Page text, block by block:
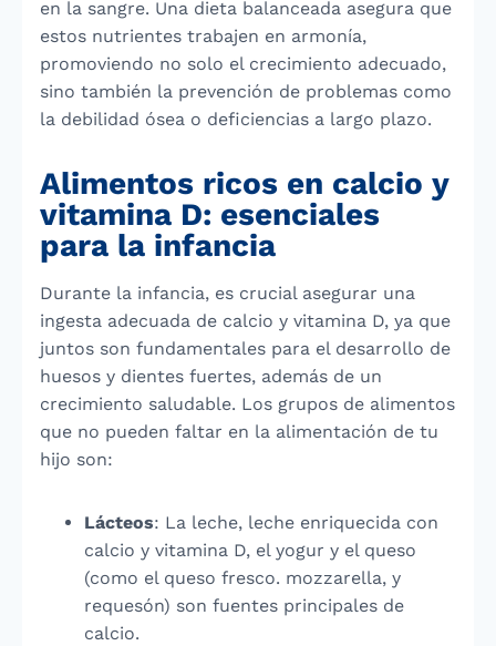
en la sangre. Una dieta balanceada asegura que
estos nutrientes trabajen en armonía,
promoviendo no solo el crecimiento adecuado,
sino también la prevención de problemas como
la debilidad ósea o deficiencias a largo plazo.
Alimentos ricos en calcio y
vitamina D: esenciales
para la infancia
Durante la infancia, es crucial asegurar una
ingesta adecuada de calcio y vitamina D, ya que
juntos son fundamentales para el desarrollo de
huesos y dientes fuertes, además de un
crecimiento saludable. Los grupos de alimentos
que no pueden faltar en la alimentación de tu
hijo son:
Lácteos: La leche, leche enriquecida con
calcio y vitamina D, el yogur y el queso
(como el queso fresco. mozzarella, y
requesón) son fuentes principales de
calcio.